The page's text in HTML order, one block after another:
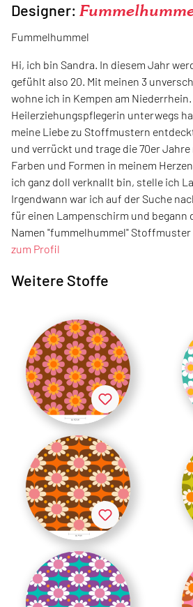
Designer:
Fummelhummel
Hi, ich bin Sandra. In diesem Jahr
gefühlt also 20. Mit meinen 3
wohne ich in Kempen am
Heilerziehungspflegerin unterwegs
meine Liebe zu Stoffmustern
und verrückt und trage die 70er
Farben und Formen in meinem
ich ganz doll verknallt bin, stelle ich
Irgendwann war ich auf der Suche
für einen Lampenschirm und begann
Namen "fummelhummel" Stoffmuster
zum Profil
Weitere Stoffe